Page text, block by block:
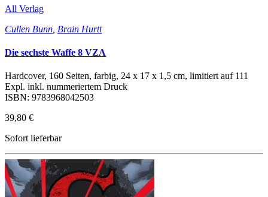
All Verlag
Cullen Bunn Brain Hurtt
Die sechste Waffe 8 VZA
Hardcover, 160 Seiten, farbig, 24 x 17 x 1,5 cm, limitiert auf 111
Expl. inkl. nummeriertem Druck
ISBN: 9783968042503
39,80 €
Sofort lieferbar